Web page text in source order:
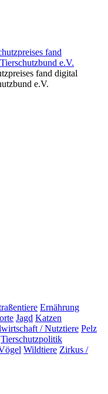
fand digital
e.V.
Ernährung
Jagd Katzen
/ Nutztiere Pelz
Tierschutzpolitik
Wildtiere Zirkus /